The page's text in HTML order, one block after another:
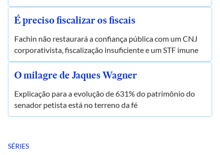
É preciso fiscalizar os fiscais
Fachin não restaurará a confiança pública com um CNJ
corporativista, fiscalização insuficiente e um STF imune
O milagre de Jaques Wagner
Explicação para a evolução de 631% do patrimônio do
senador petista está no terreno da fé
SÉRIES